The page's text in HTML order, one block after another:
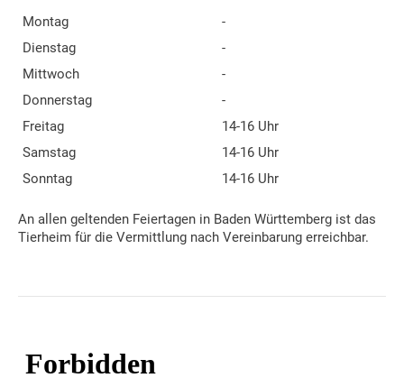
Montag
-
Dienstag
-
Mittwoch
-
Donnerstag
-
Freitag
14-16 Uhr
Samstag
14-16 Uhr
Sonntag
14-16 Uhr
An allen geltenden Feiertagen in Baden Württemberg ist das
Tierheim für die Vermittlung nach Vereinbarung erreichbar.